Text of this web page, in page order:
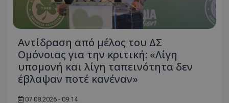
Αντίδραση από μέλος του ΔΣ
Ομόνοιας για την κριτική: «Λίγη
υπομονή και λίγη ταπεινότητα δεν
έβλαψαν ποτέ κανέναν»
07.08.2026 - 09:14